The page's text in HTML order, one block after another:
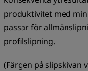
produktivitet med
passar för
profilslipning.
(Färgen på slipskivan